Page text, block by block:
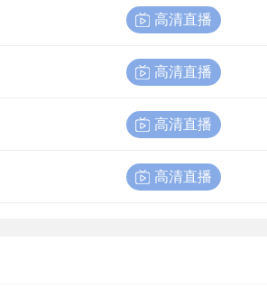
高清直播
高清直播
高清直播
高清直播